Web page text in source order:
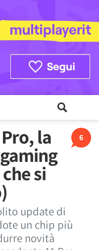
6
Pro, la
si
update di
un chip più
novità